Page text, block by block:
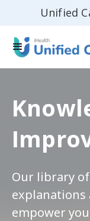
Unified
Our library
explanations
empower